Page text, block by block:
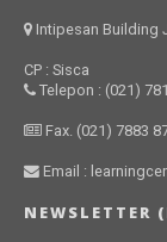
Intipesan Building
CP : Sisca
Telepon : (021)
Fax. (021) 7883
Email :
NEWSLETTER